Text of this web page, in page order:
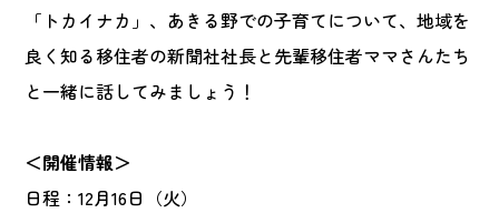
「トカイナカ」、あきる野での子育てについて、地域を
良く知る移住者の新聞社社長と先輩移住者ママさんたち
と一緒に話してみましょう！
＜開催情報＞
日程：12月16日（火）